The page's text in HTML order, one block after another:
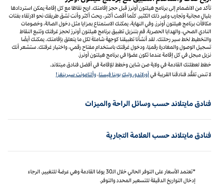
تأكد من الانضمام إلى برنامج هيلتون أونرز قبل حجز إقامتك. اربح نقاطًا مع كل إقامة يمكن استردادها
بليالٍ مجانية وتجارب وغير ذلك الكثير. كلّما أقمتَ أكثر، ربحتَ أكثر وأنت تشق طريقك نحو الارتقاء بفئات
مكافآت برنامج هيلتون أونرز. وفي النهاية، يمكنك الاستمتاع بمزايا مثل دخول الصالة، وخصومات
النادي الصحي، والهدايا الحصرية. قم بتنزيل تطبيق برنامج هيلتون أونرز لحجز غرفتك وتتبع النقاط
والتخطيط لخط سير رحلتك. لقد أنشأنا تطبيقنا كوجهة شاملة لكل ما يتعلق بإقامتك. يمكنك أيضًا
تسجيل الوصول والمغادرة رقميًا، ودخول غرفتك باستخدام مفتاح رقمي، واختيار غرفتك. ستشعر أنك
نزيل مبجل في كل إقامة عندما تكون عضوًا في برنامج هيلتون أونرز.
خطط لعطلتك القادمة في ولاية صن شاين وخطط للإقامة في أفضل فنادق ميتلاند.
لا تنسَ تفقُّد فنادقنا القريبة فيأورلاندو، وليكبوينا فيستا،وألتامونت سبرينغز!
فنادق مايتلاند حسب وسائل الراحة والميزات
فنادق مايتلاند حسب العلامة التجارية
*تعتمد الأسعار على التوفر الحالي خلال الـ30 يومًا القادمة وهي عرضة للتغيير. الرجاء
إدخال التواريخ الدقيقة للتسعير المحدد والتوفر.